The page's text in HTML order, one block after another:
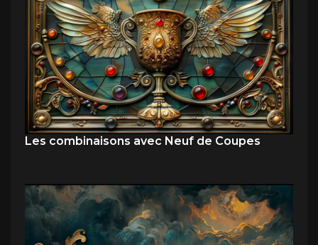
Les combinaisons avec Neuf de Coupes